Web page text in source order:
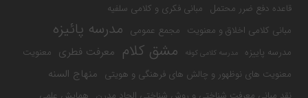
قاعده دفع ضرر محتمل مبانی فکری و کلامی سلفیه
مبانی کلامی اخلاق و معنویت مجمع عمومی مدرسه پائیزه
مدرسه پاییزه مدرسه کلامی کوفه مشق کلام معرفت فطری معنویت
معنویت های نوظهور و چالش های فرهنگی و هویتی منهاج السنه